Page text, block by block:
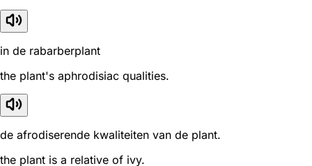
in de rabarberplant
the plant's aphrodisiac qualities.
de afrodiserende kwaliteiten van de plant.
the plant is a relative of ivy.